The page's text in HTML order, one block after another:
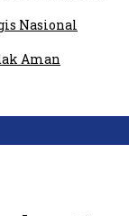
Nasional
Aman